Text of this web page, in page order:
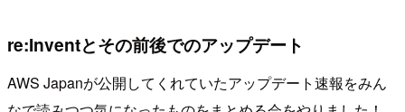
re:Inventとその前後でのアップデート
AWS Japanが公開してくれていたアップデート速報をみん